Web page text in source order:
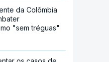
da Colômbia
"sem tréguas"